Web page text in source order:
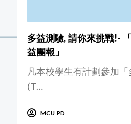
多益測驗, 請你來挑戰!-
益團報」
凡本校學生有計劃參加「
(T…
MCU PD